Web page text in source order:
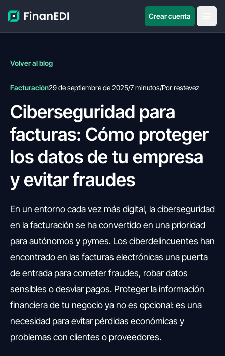
Crear cuenta
Volver al blog
Facturación29 de septiembre de 2025/7 minutos/Por restevez
Ciberseguridad para
facturas: Cómo proteger
los datos de tu empresa
y evitar fraudes
En un entorno cada vez más digital, la ciberseguridad
en la facturación se ha convertido en una prioridad
para autónomos y pymes. Los ciberdelincuentes han
encontrado en las facturas electrónicas una puerta
de entrada para cometer fraudes, robar datos
sensibles o desviar pagos. Proteger la información
financiera de tu negocio ya no es opcional: es una
necesidad para evitar pérdidas económicas y
problemas con clientes o proveedores.